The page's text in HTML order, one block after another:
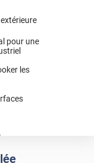
pour une
les